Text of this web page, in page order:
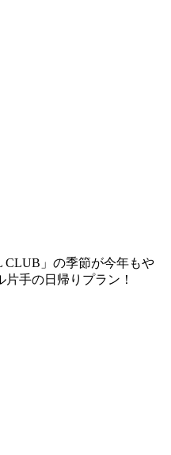
CLUB」の季節が今年もや
手の日帰りプラン！